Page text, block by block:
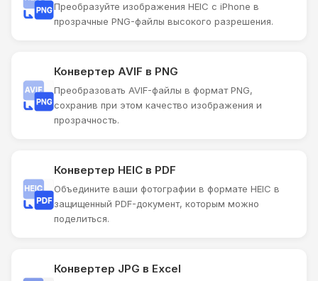
Преобразуйте изображения HEIC с iPhone в
прозрачные PNG-файлы высокого разрешения.
Конвертер AVIF в PNG
Преобразовать AVIF-файлы в формат PNG,
сохранив при этом качество изображения и
прозрачность.
Конвертер HEIC в PDF
Объедините ваши фотографии в формате HEIC в
защищенный PDF-документ, которым можно
поделиться.
Конвертер JPG в Excel